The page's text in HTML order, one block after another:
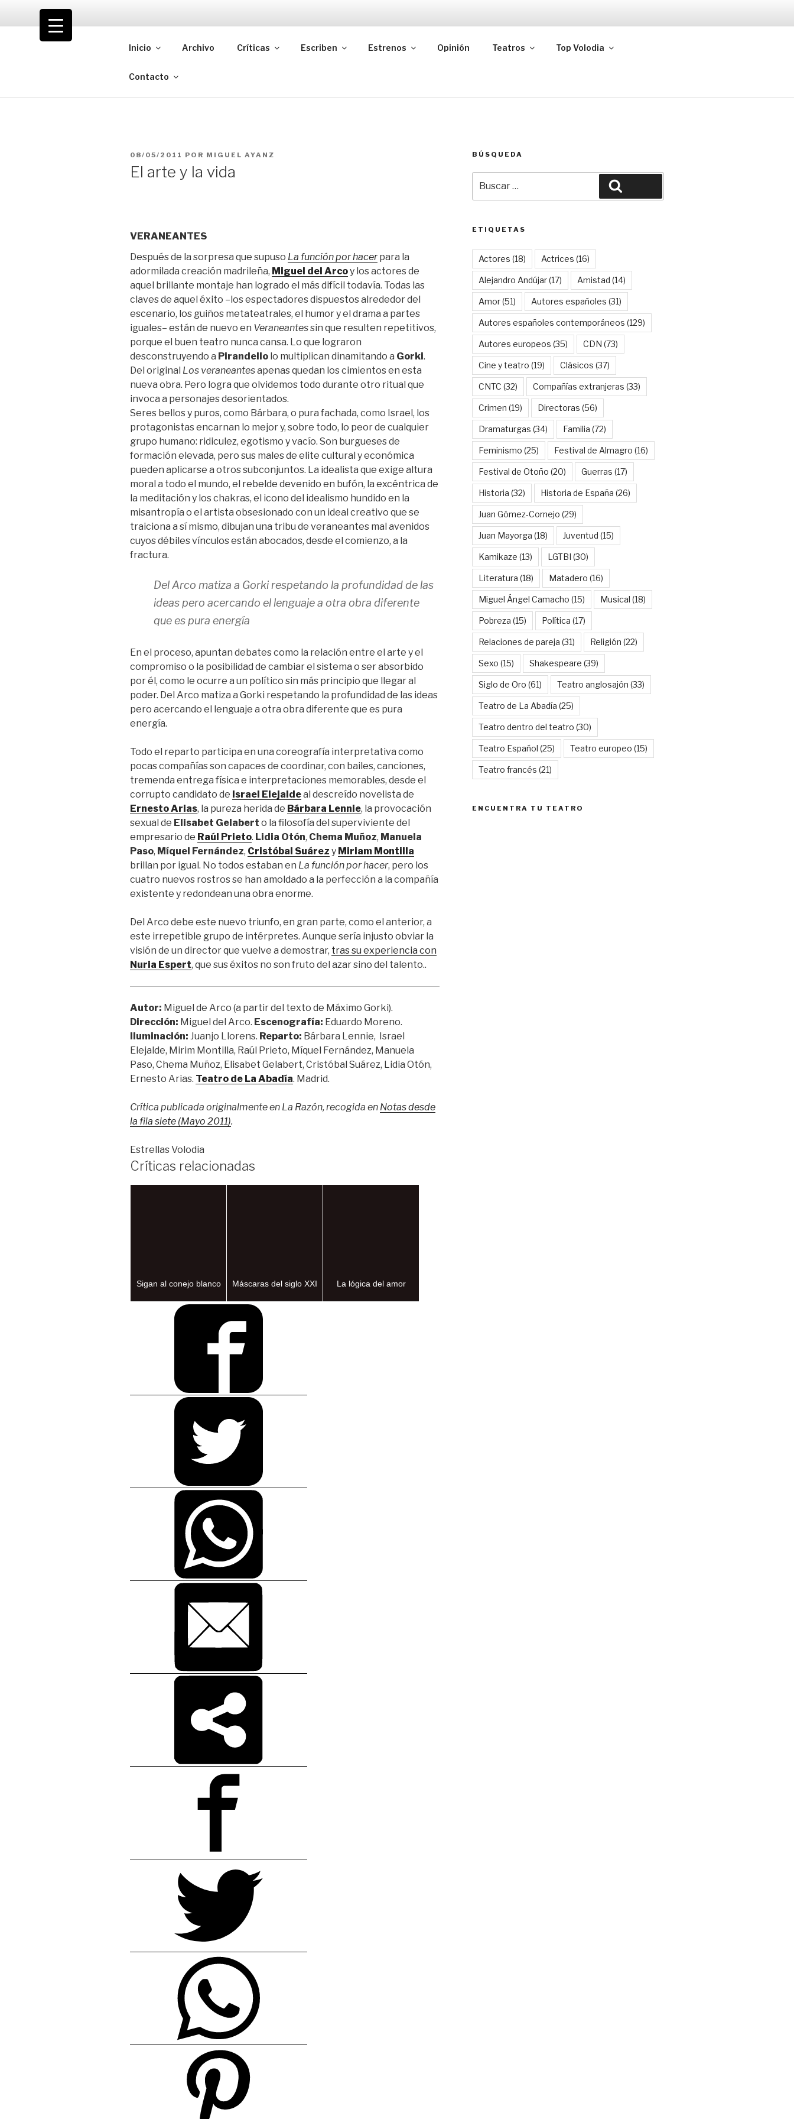
VOLODIA
Inicio Archivo Críticas Escriben Estrenos Opinión Teatros Top Volodia
Contacto
PUBLICADO
08/05/2011 POR MIGUEL AYANZ
El arte y la vida
VERANEANTES
Después de la sorpresa que supuso La función por hacerpara la
adormilada creación madrileña, Miguel del Arcoy los actores de
aquel brillante montaje han logrado el más difícil todavía. Todas las
claves de aquel éxito –los espectadores dispuestos alrededor del
escenario, los guiños metateatrales, el humor y el drama a partes
iguales– están de nuevo en Veraneantessin que resulten repetitivos,
porque el buen teatro nunca cansa. Lo que lograron
desconstruyendo a Pirandello lo multiplican dinamitando a Gorki.
Del original Los veraneantesapenas quedan los cimientos en esta
nueva obra. Pero logra que olvidemos todo durante otro ritual que
invoca a personajes desorientados.
Seres bellos y puros, como Bárbara, o pura fachada, como Israel, los
protagonistas encarnan lo mejor y, sobre todo, lo peor de cualquier
grupo humano: ridiculez, egotismo y vacío. Son burgueses de
formación elevada, pero sus males de elite cultural y económica
pueden aplicarse a otros subconjuntos. La idealista que exige altura
moral a todo el mundo, el rebelde devenido en bufón, la excéntrica de
la meditación y los chakras, el icono del idealismo hundido en la
misantropía o el artista obsesionado con un ideal creativo que se
traiciona a sí mismo, dibujan una tribu de veraneantes mal avenidos
cuyos débiles vínculos están abocados, desde el comienzo, a la
fractura.
Del Arco matiza a Gorki respetando la profundidad de las
ideas pero acercando el lenguaje a otra obra diferente
que es pura energía
En el proceso, apuntan debates como la relación entre el arte y el
compromiso o la posibilidad de cambiar el sistema o ser absorbido
por él, como le ocurre a un político sin más principio que llegar al
poder. Del Arco matiza a Gorki respetando la profundidad de las ideas
pero acercando el lenguaje a otra obra diferente que es pura
energía.
Todo el reparto participa en una coreografía interpretativa como
pocas compañías son capaces de coordinar, con bailes, canciones,
tremenda entrega física e interpretaciones memorables, desde el
corrupto candidato de Israel Elejaldeal descreído novelista de
Ernesto Arias, la pureza herida de Bárbara Lennie, la provocación
sexual de Elisabet Gelabert o la filosofía del superviviente del
empresario de Raúl Prieto. Lidia Otón, Chema Muñoz, Manuela
Paso, Míquel Fernández, Cristóbal Suárez y Miriam Montilla
brillan por igual. No todos estaban en La función por hacer, pero los
cuatro nuevos rostros se han amoldado a la perfección a la compañía
existente y redondean una obra enorme.
Del Arco debe este nuevo triunfo, en gran parte, como el anterior, a
este irrepetible grupo de intérpretes. Aunque sería injusto obviar la
visión de un director que vuelve a demostrar, tras su experiencia con
Nuria Espert, que sus éxitos no son fruto del azar sino del talento..
Autor: Miguel de Arco (a partir del texto de Máximo Gorki).
Dirección: Miguel del Arco. Escenografía: Eduardo Moreno.
Iluminación: Juanjo Llorens. Reparto: Bárbara Lennie, Israel
Elejalde, Mirim Montilla, Raúl Prieto, Míquel Fernández, Manuela
Paso, Chema Muñoz, Elisabet Gelabert, Cristóbal Suárez, Lidia Otón,
Ernesto Arias. Teatro de La Abadía. Madrid.
Crítica publicada originalmente en La Razón, recogida en Notas desde
la fila siete (Mayo 2011).
Estrellas Volodia
Críticas relacionadas
Sigan al conejo blanco Máscaras del siglo XXI La lógica del amor
BÚSQUEDA
por:
ETIQUETAS
Actores (18) Actrices (16)
Alejandro Andújar(17) Amistad (14)
Amor(51) Autores españoles (31)
Autores españoles contemporáneos (129)
Autores europeos (35) CDN (73)
Cine y teatro (19) Clásicos (37)
CNTC (32) Compañías extranjeras (33)
Crimen (19) Directoras (56)
Dramaturgas (34) Familia (72)
Feminismo (25) Festival de Almagro (16)
Festival de Otoño (20) Guerras (17)
Historia (32) Historia de España (26)
Juan Gómez-Cornejo (29)
Juan Mayorga (18) Juventud (15)
Kamikaze (13) LGTBI (30)
Literatura (18) Matadero (16)
Miguel Ángel Camacho (15) Musical (18)
Pobreza (15) Política (17)
Relaciones de pareja (31) Religión (22)
Sexo (15) Shakespeare (39)
Siglo de Oro (61) Teatro anglosajón (33)
Teatro de La Abadía (25)
Teatro dentro del teatro (30)
Teatro Español (25) Teatro europeo (15)
Teatro francés (21)
ENCUENTRA TU TEATRO